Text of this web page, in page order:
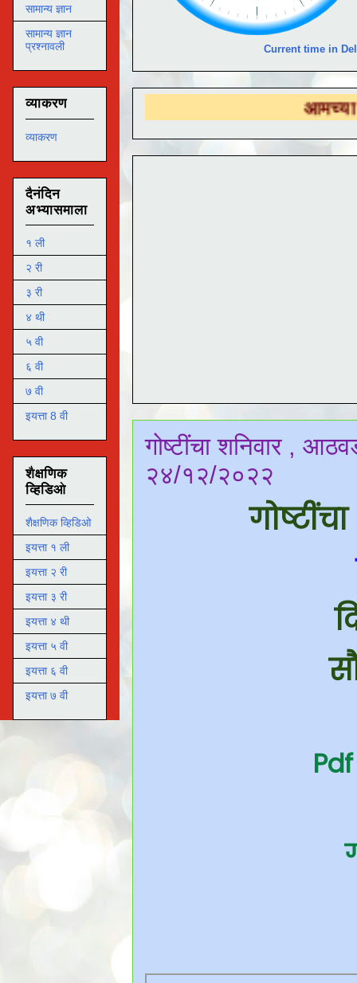
Current time in
DS
गोष्टींचा शनिवार ,
२४/१२/२०२२
सामान्य ज्ञान
सामान्य ज्ञान
प्रश्नावली
व्याकरण
व्याकरण
दैनंदिन
अभ्यासमाला
१ ली
२ री
३ री
४ थी
५ वी
६ वी
७ वी
इयत्ता 8 वी
शैक्षणिक
व्हिडिओ
शैक्षणिक व्हिडिओ
इयत्ता १ ली
इयत्ता २ री
इयत्ता ३ री
इयत्ता ४ थी
इयत्ता ५ वी
इयत्ता ६ वी
इयत्ता ७ वी